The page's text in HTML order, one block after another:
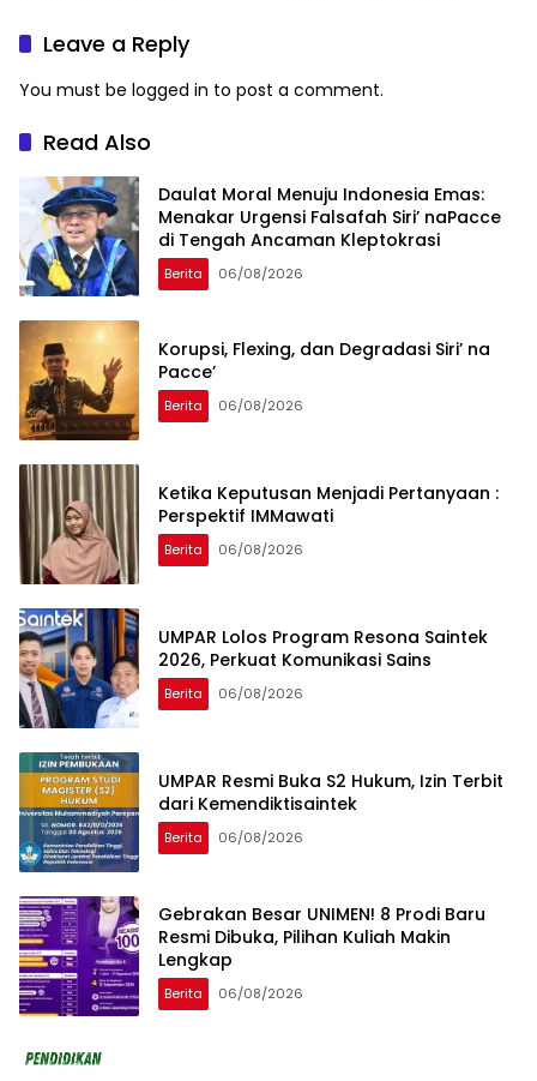
Leave a Reply
You must be logged in to post a comment.
Read Also
Daulat Moral Menuju Indonesia Emas:
Menakar Urgensi Falsafah Siri’ naPacce
di Tengah Ancaman Kleptokrasi
Berita 06/08/2026
Korupsi, Flexing, dan Degradasi Siri’ na
Pacce’
Berita 06/08/2026
Ketika Keputusan Menjadi Pertanyaan :
Perspektif IMMawati
Berita 06/08/2026
UMPAR Lolos Program Resona Saintek
2026, Perkuat Komunikasi Sains
Berita 06/08/2026
UMPAR Resmi Buka S2 Hukum, Izin Terbit
dari Kemendiktisaintek
Berita 06/08/2026
Gebrakan Besar UNIMEN! 8 Prodi Baru
Resmi Dibuka, Pilihan Kuliah Makin
Lengkap
Berita 06/08/2026